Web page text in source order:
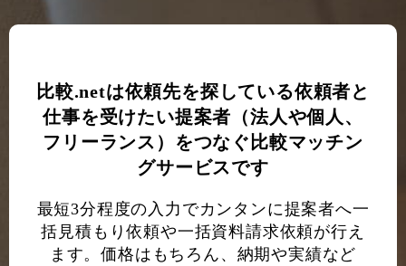
比較.netは依頼先を探している依頼者と
仕事を受けたい提案者（法人や個人、
フリーランス）をつなぐ比較マッチン
グサービスです
最短3分程度の入力でカンタンに提案者へ一
括見積もり依頼や一括資料請求依頼が行え
ます。価格はもちろん、納期や実績など